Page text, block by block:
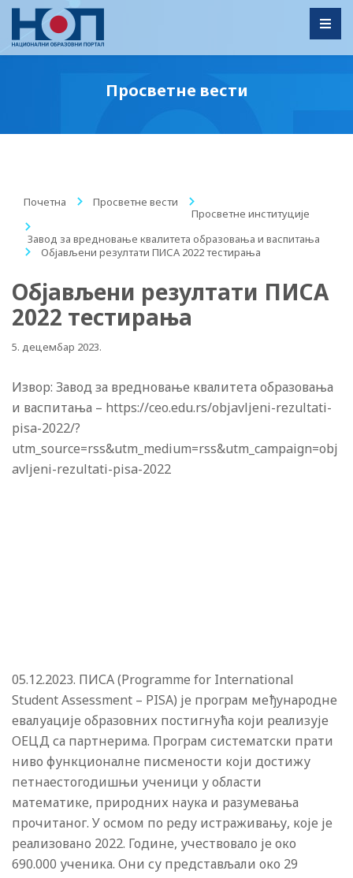
Просветне вести
Почетна / Просветне вести
/
Просветне институције
/
Завод за вредновање квалитета образовања и васпитања
/
Објављени резултати ПИСA 2022 тестирања
Објављени резултати ПИСA
2022 тестирања
5. децембар 2023.
Извор: Завод за вредновање квалитета образовања
и васпитања – https://ceo.edu.rs/objavljeni-rezultati-
pisa-2022/?
utm_source=rss&utm_medium=rss&utm_campaign=obj
avljeni-rezultati-pisa-2022
05.12.2023. ПИСА (Programme for International
Student Assessment – PISA) је програм међународне
евалуације образовних постигнућа који реализује
ОЕЦД са партнерима. Програм систематски прати
ниво функционалне писмености који достижу
петнаестогодишњи ученици у области
математике, природних наука и разумевања
прочитаног. У осмом по реду истраживању, које је
реализовано 2022. Године, учествовало је око
690.000 ученика. Они су представљали око 29